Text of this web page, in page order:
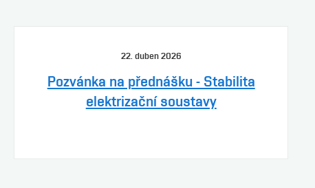
22. duben 2026
Pozvánka na přednášku - Stabilita
elektrizační soustavy